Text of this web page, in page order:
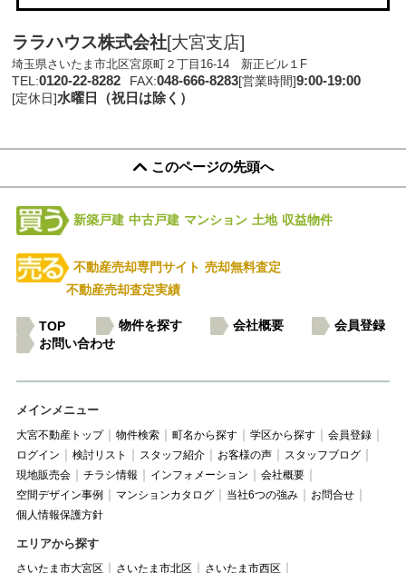
ララハウス株式会社[大宮支店]
埼玉県さいたま市北区宮原町２丁目16-14 新正ビル１F
TEL:0120-22-8282 FAX:048-666-8283[営業時間]9:00-19:00
[定休日]水曜日（祝日は除く）
このページの先頭へ
新築戸建 中古戸建 マンション 土地 収益物件
不動産売却専門サイト 売却無料査定
不動産売却査定実績
TOP 物件を探す 会社概要
会員登録
お問い合わせ
メインメニュー
大宮不動産トップ 物件検索 町名から探す 学区から探す
会員登録
ログイン
検討リスト スタッフ紹介 お客様の声
スタッフブログ
現地販売会
チラシ情報 インフォメーション
会社概要
空間デザイン事例
マンションカタログ 当社6つの強み
お問合せ
個人情報保護方針
エリアから探す
さいたま市大宮区 さいたま市北区
さいたま市西区